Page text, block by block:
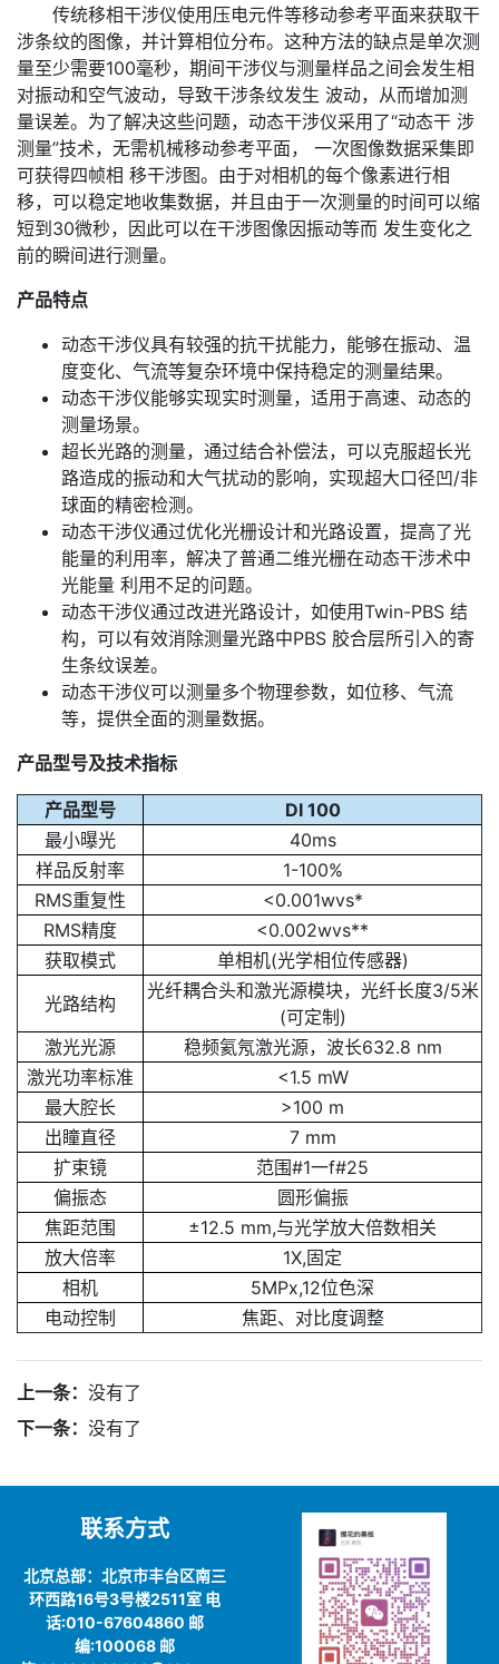
传统移相干涉仪使用压电元件等移动参考平面来获取干
涉条纹的图像，并计算相位分布。这种方法的缺点是单次测
量至少需要100毫秒，期间干涉仪与测量样品之间会发生相
对振动和空气波动，导致干涉条纹发生 波动，从而增加测
量误差。为了解决这些问题，动态干涉仪采用了“动态干 涉
测量”技术，无需机械移动参考平面， 一次图像数据采集即
可获得四帧相 移干涉图。由于对相机的每个像素进行相
移，可以稳定地收集数据，并且由于一次测量的时间可以缩
短到30微秒，因此可以在干涉图像因振动等而 发生变化之
前的瞬间进行测量。
产品特点
动态干涉仪具有较强的抗干扰能力，能够在振动、温
度变化、气流等复杂环境中保持稳定的测量结果。
动态干涉仪能够实现实时测量，适用于高速、动态的
测量场景。
超长光路的测量，通过结合补偿法，可以克服超长光
路造成的振动和大气扰动的影响，实现超大口径凹/非
球面的精密检测。
动态干涉仪通过优化光栅设计和光路设置，提高了光
能量的利用率，解决了普通二维光栅在动态干涉术中
光能量 利用不足的问题。
动态干涉仪通过改进光路设计，如使用Twin-PBS 结
构，可以有效消除测量光路中PBS 胶合层所引入的寄
生条纹误差。
动态干涉仪可以测量多个物理参数，如位移、气流
等，提供全面的测量数据。
产品型号及技术指标
产品型号
DI 100
最小曝光
40ms
样品反射率
1-100%
RMS重复性
<0.001wvs*
RMS精度
<0.002wvs**
获取模式
单相机(光学相位传感器)
光路结构
光纤耦合头和激光源模块，光纤长度3/5米
(可定制)
激光光源
稳频氦氖激光源，波长632.8 nm
激光功率标准
<1.5 mW
最大腔长
>100 m
出瞳直径
7 mm
扩束镜
范围#1一f#25
偏振态
圆形偏振
焦距范围
±12.5 mm,与光学放大倍数相关
放大倍率
1X,固定
相机
5MPx,12位色深
电动控制
焦距、对比度调整
上一条： 没有了
下一条： 没有了
联系方式
北京总部：北京市丰台区南三
环西路16号3号楼2511室 电
话:010-67604860 邮
编:100068 邮